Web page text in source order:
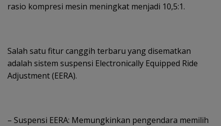
rasio kompresi mesin meningkat menjadi 10,5:1.
Salah satu fitur canggih terbaru yang disematkan
adalah sistem suspensi Electronically Equipped Ride
Adjustment (EERA).
– Suspensi EERA: Memungkinkan pengendara memilih